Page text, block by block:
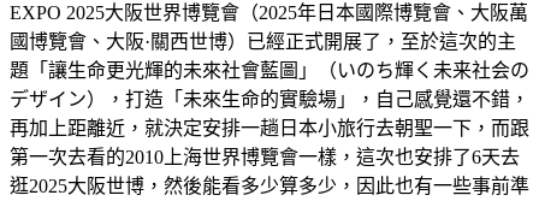
EXPO 2025大阪世界博覽會（2025年日本國際博覽會、大阪萬
國博覽會、大阪·關西世博）已經正式開展了，至於這次的主
題「讓生命更光輝的未來社會藍圖」（いのち輝く未来社会の
デザイン），打造「未來生命的實驗場」，自己感覺還不錯，
再加上距離近，就決定安排一趟日本小旅行去朝聖一下，而跟
第一次去看的2010上海世界博覽會一樣，這次也安排了6天去
逛2025大阪世博，然後能看多少算多少，因此也有一些事前準